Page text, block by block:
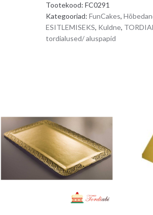
hõbedane
-
läbimõõt
Tootekood: FC0291
Kategooriad: FunCakes,
ESITLEMISEKS, Kuldne,
tordialused/ aluspapid